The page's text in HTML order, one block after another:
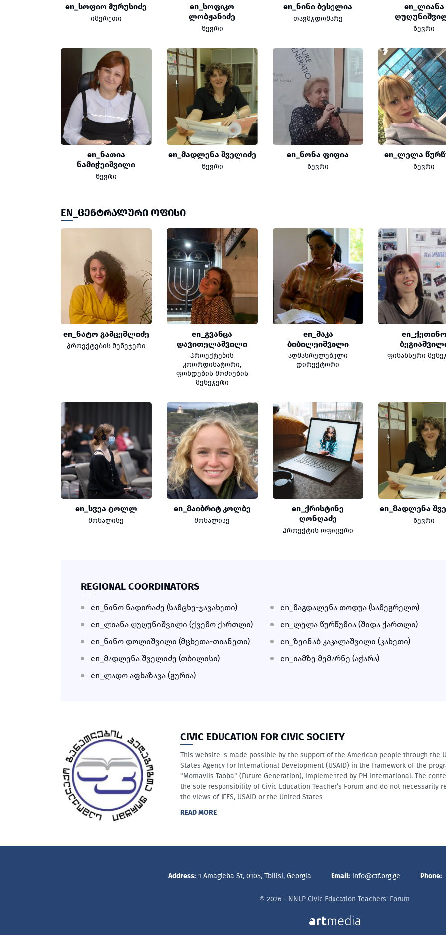
en_სოფიო მურუსიძე
იმერეთი
en_სოფიკო
ლობჟანიძე
წევრი
en_ნინი ბესელია
თავმჯდომარე
en_ლიანა
წევრი
en_ნათია
ნამიჭეიშვილი
წევრი
en_მადლენა შველიძე
წევრი
en_ნონა ფიფია
წევრი
en_ლელა
წევრი
EN_ᲪᲔᲜᲢᲠᲐᲚᲣᲠᲘ ᲝᲤᲘᲡᲘ
en_ნატო გამცემლიძე
პროექტების მენეჯერი
en_გვანცა
დავითელაშვილი
პროექტების
კოორდინატორი,
ფონდების მოძიების
მენეჯერი
en_მაკა
ბიბილეიშვილი
აღმასრულებელი
დირექტორი
en_ქეთინო
ფინანსური
en_სვეა ტოლლ
მოხალისე
en_მაიბრიტ კოლბე
მოხალისე
en_ქრისტინე
ღონღაძე
პროექტის ოფიცერი
en_მადლენა
წევრი
REGIONAL COORDINATORS
en_ნინო ნადირაძე (სამცხე-ჯავახეთი)
en_ლიანა ღუღუნიშვილი (ქვემო ქართლი)
en_ნინო დოლიშვილი (მცხეთა-თიანეთი)
en_მადლენა შველიძე (თბილისი)
en_ლადო აფხაზავა (გურია)
en_მაგდალენა თოდუა (სამეგრელო)
en_ლელა წურწუმია (შიდა ქართლი)
en_ზეინაბ კაკალაშვილი (კახეთი)
en_იამზე მემარნე (აჭარა)
CIVIC EDUCATION FOR CIVIC SOCIETY
This website is made possible by the support of the American people through the
States Agency for International Development (USAID) in the framework of the
"Momavlis Taoba" (Future Generation), implemented by PH International. The
the sole responsibility of Civic Education Teacher’s Forum and do not necessarily
the views of IFES, USAID or the United States
READ MORE
Address: 1 Amagleba St, 0105, Tbilisi, Georgia Email: info@ctf.org.ge Phone:
© 2026 - NNLP Civic Education Teachers' Forum